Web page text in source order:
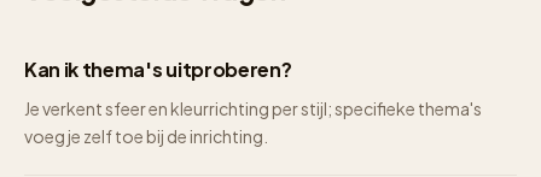
Kan ik thema's uitproberen?
Je verkent sfeer en kleurrichting per stijl; specifieke thema's
voeg je zelf toe bij de inrichting.